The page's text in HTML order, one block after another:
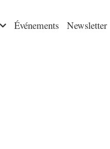
Événements Newsletter